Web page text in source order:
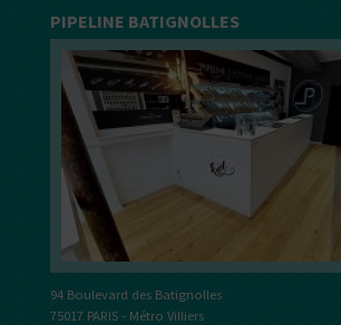
PIPELINE BATIGNOLLES
94 Boulevard des Batignolles
75017 PARIS - Métro Villiers